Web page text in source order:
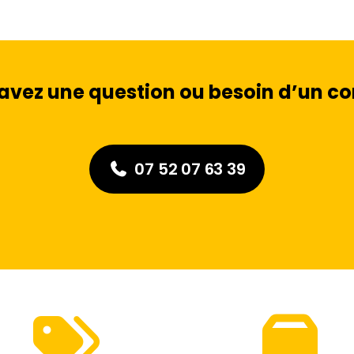
une question ou besoin d’un
07 52 07 63 39